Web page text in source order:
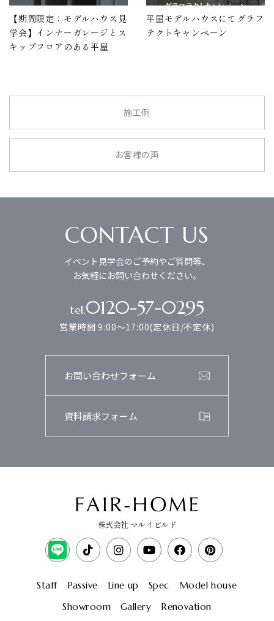
【期間限定：モデルハウス見
学会】インナーガレージとス
キップフロアのある平屋
平屋モデルハウスにてグラフ
テクトキャンペーン
施工例
お客様の声
CONTACT US
イベント見学会のご予約やご質問等、
お気軽にお問い合わせください。
tel.0120-57-0295
営業時間 9:00～17:00(定休日/不定休)
お問い合わせフォーム
資料請求フォーム
株式会社 マルイビルド
Staff Passive Line up Spec
Model house
Showroom
Gallery Renovation